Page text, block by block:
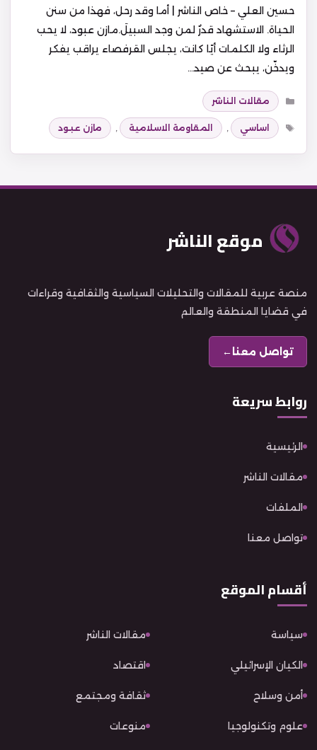
حسين العلي – خاص الناشر | أما وقد رحل، فهذا من سنن
الحياة. الاستشهاد قدرٌ لمن وجد السبيلَ.مازن عبود، لا يحب
الرثاء ولا الكلمات أيًا كانت، يجلس القرفصاء يراقب يفكر
ويدخّن، يبحث عن صيد…
التصنيفات
مقالات الناشر
الوسوم
اساسي , المقاومة الاسلامية , مازن عبود
موقع الناشر
منصة عربية للمقالات والتحليلات السياسية والثقافية وقراءات
في قضايا المنطقة والعالم
تواصل معنا ←
روابط سريعة
الرئيسية
مقالات الناشر
الملفات
تواصل معنا
أقسام الموقع
سياسة مقالات الناشر
الكيان الإسرائيلي اقتصاد
أمن وسلاح ثقافة ومجتمع
علوم وتكنولوجيا منوعات